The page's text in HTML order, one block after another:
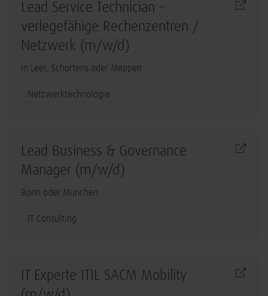
Lead Service Technician –
verlegefähige Rechenzentren /
Netzwerk (m/w/d)
in Leer, Schortens oder Meppen
Netzwerktechnologie
Lead Business & Governance
Manager (m/w/d)
Bonn oder München
IT Consulting
IT Experte ITIL SACM Mobility